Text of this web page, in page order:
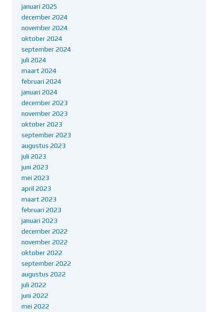
januari 2025
december 2024
november 2024
oktober 2024
september 2024
juli 2024
maart 2024
februari 2024
januari 2024
december 2023
november 2023
oktober 2023
september 2023
augustus 2023
juli 2023
juni 2023
mei 2023
april 2023
maart 2023
februari 2023
januari 2023
december 2022
november 2022
oktober 2022
september 2022
augustus 2022
juli 2022
juni 2022
mei 2022